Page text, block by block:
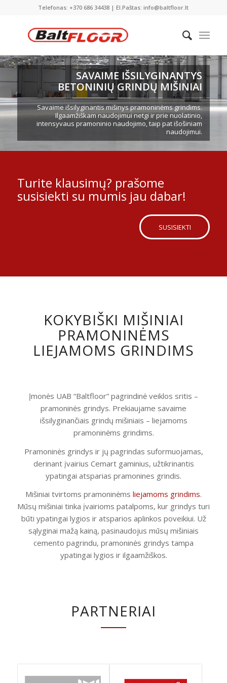
Telefonas: +370 686 34438 | El.Paštas: info@baltfloor.lt
SAVAIME IŠSILYGINANTYS
BETONINIŲ GRINDŲ MIŠINIAI
Savaime išsilyginantis mišinys pramoninėms grindims.
Ilgaamžiškam naudojimui netgi ir prie nuolatinio,
intensyvaus pramoninio naudojimo, taip pat išošiniam
naudojimui.
Turite klausimų? prašome
susisiekti su mumis jau dabar!
SUSISIEKTI
KOKYBIŠKI MIŠINIAI
PRAMONINĖMS
LIEJAMOMS GRINDIMS
Įmonės UAB “Baltfloor” pagrindinė veiklos sritis –
pramoninės grindys. Prekiaujame savaime
išsilyginančiais grindų mišiniais – liejamoms
pramoninėms grindims.
Pramoninės grindys ir jų pagrindas suformuojamas,
derinant įvairius Cemart gaminius, užtikrinantis
ypatingai atsparias pramonines grindis.
Mišiniai tvirtoms pramoninėms liejamoms grindims.
Mūsų mišiniai tinka įvairioms patalpoms, kur grindys turi
būti ypatingai lygios ir atsparios aplinkos poveikiui. Už
sąlyginai mažą kainą, pasinaudojus mūsų mišiniais
cemento pagrindu, pramoninės grindys tampa
ypatingai lygios ir ilgaamžiškos.
PARTNERIAI